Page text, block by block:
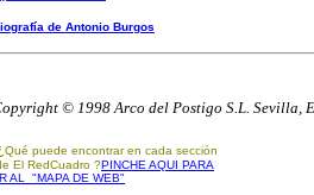
de Antonio Burgos
© 1998 Arco del Postigo S.L. Sevilla,
Qué puede encontrar en cada sección
El RedCuadro ?PINCHE AQUI PARA
AL "MAPA DE WEB"